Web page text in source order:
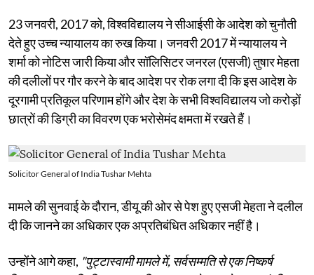
23 जनवरी, 2017 को, विश्वविद्यालय ने सीआईसी के आदेश को चुनौती
देते हुए उच्च न्यायालय का रुख किया। जनवरी 2017 में न्यायालय ने
शर्मा को नोटिस जारी किया और सॉलिसिटर जनरल (एसजी) तुषार मेहता
की दलीलों पर गौर करने के बाद आदेश पर रोक लगा दी कि इस आदेश के
दूरगामी प्रतिकूल परिणाम होंगे और देश के सभी विश्वविद्यालय जो करोड़ों
छात्रों की डिग्री का विवरण एक भरोसेमंद क्षमता में रखते हैं।
Solicitor General of India Tushar Mehta
मामले की सुनवाई के दौरान, डीयू की ओर से पेश हुए एसजी मेहता ने दलील
दी कि जानने का अधिकार एक अप्रतिबंधित अधिकार नहीं है।
उन्होंने आगे कहा, "पुट्टास्वामी मामले में, सर्वसम्मति से एक निष्कर्ष